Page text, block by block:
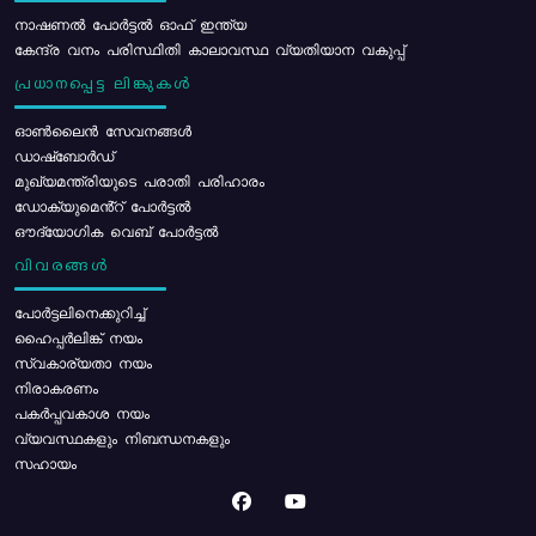
നാഷണൽ പോർട്ടൽ ഓഫ് ഇന്ത്യ
കേന്ദ്ര വനം പരിസ്ഥിതി കാലാവസ്ഥ വ്യതിയാന വകുപ്പ്
പ്രധാനപ്പെട്ട ലിങ്കുകൾ
ഓൺലൈൻ സേവനങ്ങൾ
ഡാഷ്ബോർഡ്
മുഖ്യമന്ത്രിയുടെ പരാതി പരിഹാരം
ഡോക്യുമെൻ്റ് പോർട്ടൽ
ഔദ്യോഗിക വെബ് പോർട്ടൽ
വിവരങ്ങൾ
പോര്‍ട്ടലിനെക്കുറിച്ച്
ഹൈപ്പർലിങ്ക് നയം
സ്വകാര്യതാ നയം
നിരാകരണം
പകർപ്പവകാശ നയം
വ്യവസ്ഥകളും നിബന്ധനകളും
സഹായം